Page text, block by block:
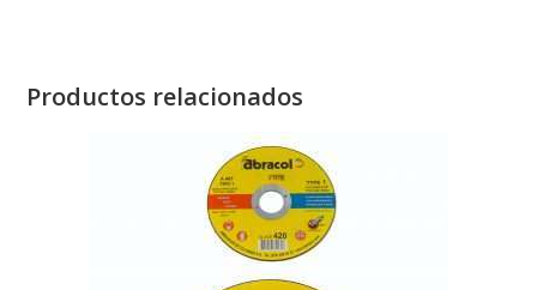
Productos relacionados